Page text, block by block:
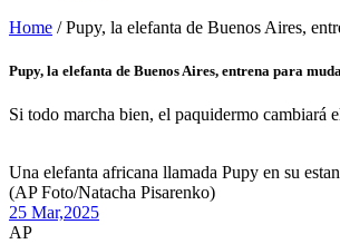
Home / Pupy, la elefanta de Buenos Aires,
Pupy, la elefanta de Buenos Aires, entrena para
Si todo marcha bien, el paquidermo cambiará
Una elefanta africana llamada Pupy en su
(AP Foto/Natacha Pisarenko)
25 Mar,2025
AP